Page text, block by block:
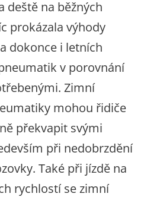
deště na běžných
prokázala výhody
dokonce i letních
v porovnání
Zimní
mohou řidiče
překvapit svými
při nedobrzdění
Také při jízdě na
rychlostí se zimní